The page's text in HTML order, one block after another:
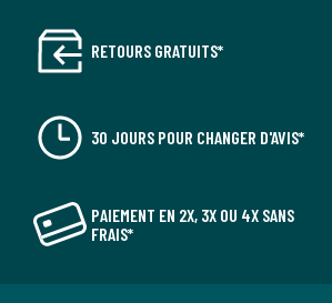
RETOURS GRATUITS*
30 JOURS POUR CHANGER D'AVIS*
PAIEMENT EN 2X, 3X OU 4X SANS
FRAIS*